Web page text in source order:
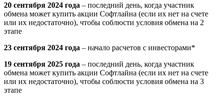
20 сентября 2024 года – последний день, когда участник
обмена может купить акции Софтлайна (если их нет на счете
или их недостаточно), чтобы соблюсти условия обмена на 2
этапе
23 сентября 2024 года – начало расчетов с инвесторами*
19 сентября 2025 года – последний день, когда участник
обмена может купить акции Софтлайна (если их нет на счете
или их недостаточно), чтобы соблюсти условия обмена на 3
этапе